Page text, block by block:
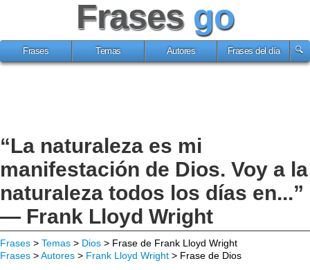
Frases go
Frases Temas Autores Frases del día
“La naturaleza es mi
manifestación de Dios. Voy a la
naturaleza todos los días en...”
— Frank Lloyd Wright
Frases > Temas > Dios > Frase de Frank Lloyd Wright
Frases >Autores > Frank Lloyd Wright > Frase de Dios